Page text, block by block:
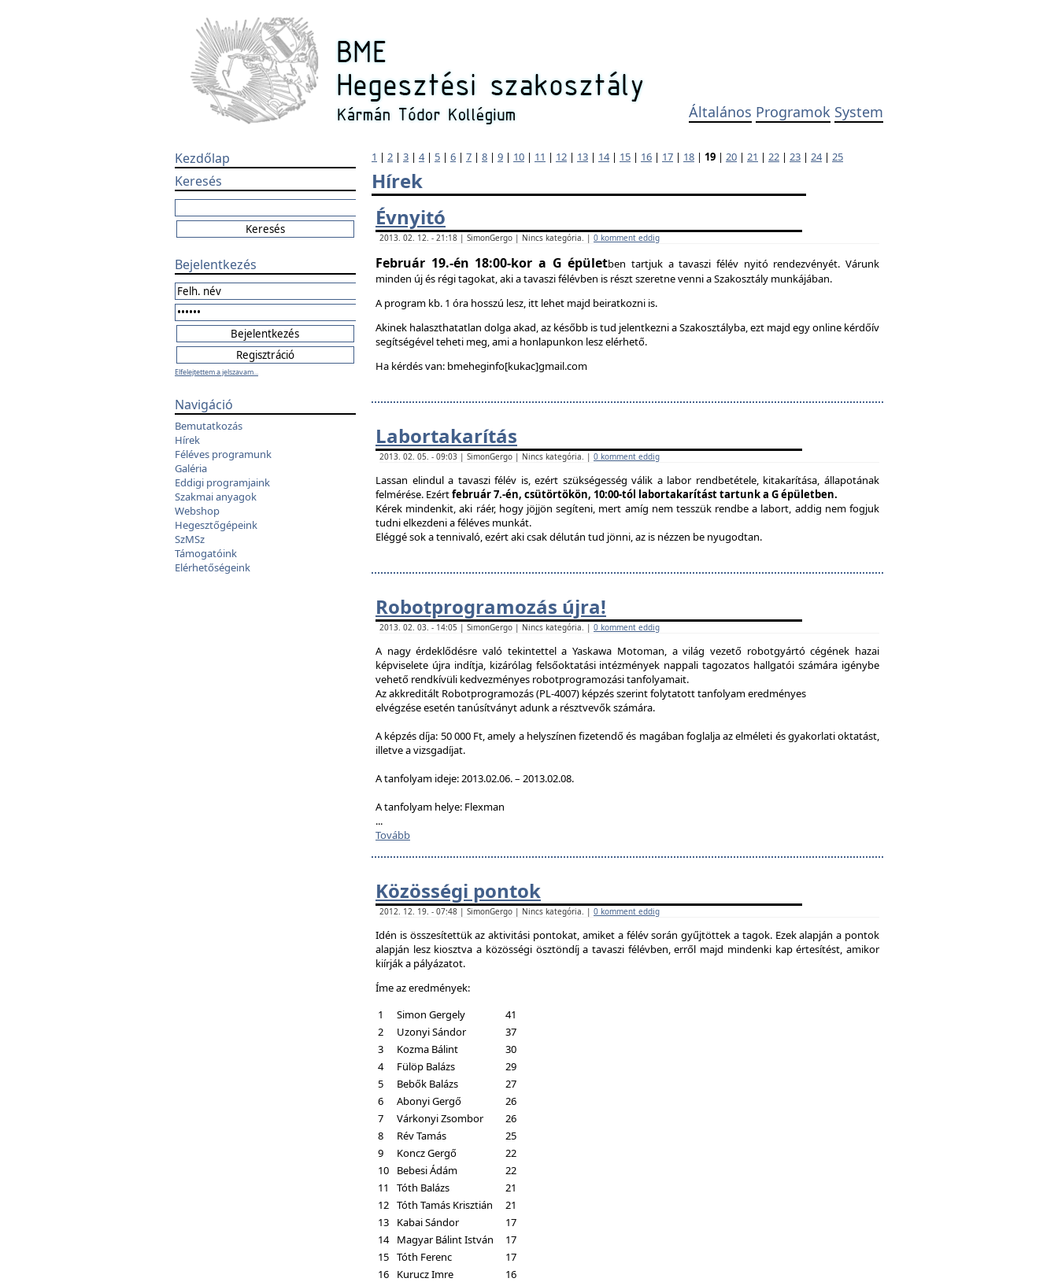
Általános Programok System
Kezdőlap
Keresés
Bejelentkezés
Elfelejtettem a jelszavam...
Navigáció
Bemutatkozás
Hírek
Féléves programunk
Galéria
Eddigi programjaink
Szakmai anyagok
Webshop
Hegesztőgépeink
SzMSz
Támogatóink
Elérhetőségeink
1 | 2 | 3 | 4| 5 | 6 | 7 | 8 | 9 | 10 | 11 | 12 | 13 | 14| 15 | 16 | 17 | 18 | 19 | 20 | 21 | 22 | 23 | 24| 25
Hírek
Évnyitó
2013. 02. 12. - 21:18 | SimonGergo | Nincs kategória. | 0 komment eddig
Február 19.-én 18:00-kor a G épületben tartjuk a tavaszi félév nyitó rendezvényét. Várunk
minden új és régi tagokat, aki a tavaszi félévben is részt szeretne venni a Szakosztály munkájában.
A program kb. 1 óra hosszú lesz, itt lehet majd beiratkozni is.
Akinek halaszthatatlan dolga akad, az később is tud jelentkezni a Szakosztályba, ezt majd egy online kérdőív
segítségével teheti meg, ami a honlapunkon lesz elérhető.
Ha kérdés van: bmeheginfo[kukac]gmail.com
Labortakarítás
2013. 02. 05. - 09:03 | SimonGergo | Nincs kategória. | 0 komment eddig
Lassan elindul a tavaszi félév is, ezért szükségesség válik a labor rendbetétele, kitakarítása, állapotának
felmérése. Ezértfebruár 7.-én, csütörtökön, 10:00-tól labortakarítást tartunk a G épületben.
Kérek mindenkit, aki ráér, hogy jöjjön segíteni, mert amíg nem tesszük rendbe a labort, addig nem fogjuk
tudni elkezdeni a féléves munkát.
Eléggé sok a tennivaló, ezért aki csak délután tud jönni, az is nézzen be nyugodtan.
Robotprogramozás újra!
2013. 02. 03. - 14:05 | SimonGergo | Nincs kategória. | 0 komment eddig
A nagy érdeklődésre való tekintettel a Yaskawa Motoman, a világ vezető robotgyártó cégének hazai
képviselete újra indítja, kizárólag felsőoktatási intézmények nappali tagozatos hallgatói számára igénybe
vehető rendkívüli kedvezményes robotprogramozási tanfolyamait.
Az akkreditált Robotprogramozás (PL-4007) képzés szerint folytatott tanfolyam eredményes
elvégzése esetén tanúsítványt adunk a résztvevők számára.
A képzés díja: 50 000 Ft, amely a helyszínen fizetendő és magában foglalja az elméleti és gyakorlati oktatást,
illetve a vizsgadíjat.
A tanfolyam ideje: 2013.02.06. – 2013.02.08.
A tanfolyam helye: Flexman
...
Tovább
Közösségi pontok
2012. 12. 19. - 07:48 | SimonGergo | Nincs kategória. | 0 komment eddig
Idén is összesítettük az aktivitási pontokat, amiket a félév során gyűjtöttek a tagok. Ezek alapján a pontok
alapján lesz kiosztva a közösségi ösztöndíj a tavaszi félévben, erről majd mindenki kap értesítést, amikor
kiírják a pályázatot.
Íme az eredmények:
1
Simon Gergely
41
2
Uzonyi Sándor
37
3
Kozma Bálint
30
4
Fülöp Balázs
29
5
Bebők Balázs
27
6
Abonyi Gergő
26
7
Várkonyi Zsombor
26
8
Rév Tamás
25
9
Koncz Gergő
22
10
Bebesi Ádám
22
11
Tóth Balázs
21
12 Tóth Tamás Krisztián
21
13
Kabai Sándor
17
14 Magyar Bálint István
17
15 Tóth Ferenc
17
16
Kurucz Imre
16